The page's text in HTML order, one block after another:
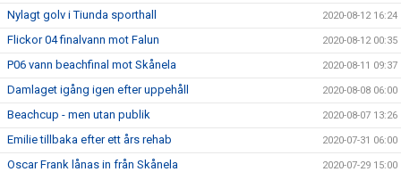
Nylagt golv i Tiunda sporthall 2020-08-12 16:24
Flickor 04 finalvann mot Falun 2020-08-12 00:35
P06 vann beachfinal mot Skånela 2020-08-11 09:37
Damlaget igång igen efter uppehåll 2020-08-08 06:00
Beachcup - men utan publik 2020-08-07 13:26
Emilie tillbaka efter ett års rehab 2020-07-31 06:00
Oscar Frank lånas in från Skånela 2020-07-29 15:00